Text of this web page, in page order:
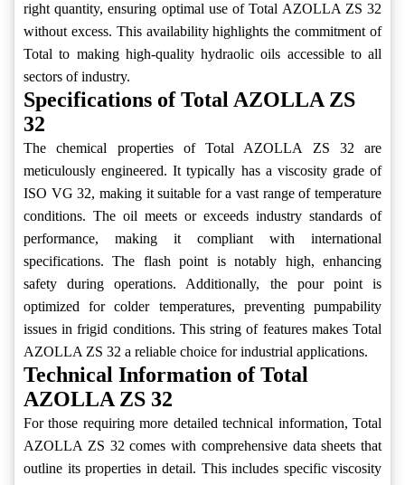
right quantity, ensuring optimal use of Total AZOLLA ZS 32
without excess. This availability highlights the commitment of
Total to making high-quality hydraolic oils accessible to all
sectors of industry.
Specifications of Total AZOLLA ZS
32
The chemical properties of Total AZOLLA ZS 32 are
meticulously engineered. It typically has a viscosity grade of
ISO VG 32, making it suitable for a vast range of temperature
conditions. The oil meets or exceeds industry standards of
performance, making it compliant with international
specifications. The flash point is notably high, enhancing
safety during operations. Additionally, the pour point is
optimized for colder temperatures, preventing pumpability
issues in frigid conditions. This string of features makes Total
AZOLLA ZS 32 a reliable choice for industrial applications.
Technical Information of Total
AZOLLA ZS 32
For those requiring more detailed technical information, Total
AZOLLA ZS 32 comes with comprehensive data sheets that
outline its properties in detail. This includes specific viscosity